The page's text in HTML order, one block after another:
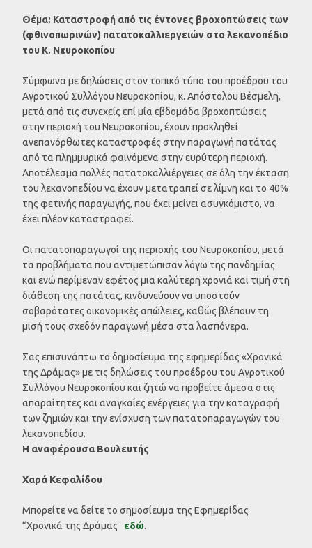
Θέμα: Καταστροφή από τις έντονες βροχοπτώσεις των
(φθινοπωρινών) πατατοκαλλιεργειών στο λεκανοπέδιο
του Κ. Νευροκοπίου
Σύμφωνα με δηλώσεις στον τοπικό τύπο του προέδρου του
Αγροτικού Συλλόγου Νευροκοπίου, κ. Απόστολου Βέσμελη,
μετά από τις συνεχείς επί μία εβδομάδα βροχοπτώσεις
στην περιοχή του Νευροκοπίου, έχουν προκληθεί
ανεπανόρθωτες καταστροφές στην παραγωγή πατάτας
από τα πλημμυρικά φαινόμενα στην ευρύτερη περιοχή.
Αποτέλεσμα πολλές πατατοκαλλιέργειες σε όλη την έκταση
του λεκανοπεδίου να έχουν μετατραπεί σε λίμνη και το 40%
της φετινής παραγωγής, που έχει μείνει ασυγκόμιστο, να
έχει πλέον καταστραφεί.
Οι πατατοπαραγωγοί της περιοχής του Νευροκοπίου, μετά
τα προβλήματα που αντιμετώπισαν λόγω της πανδημίας
και ενώ περίμεναν εφέτος μια καλύτερη χρονιά και τιμή στη
διάθεση της πατάτας, κινδυνεύουν να υποστούν
σοβαρότατες οικονομικές απώλειες, καθώς βλέπουν τη
μισή τους σχεδόν παραγωγή μέσα στα λασπόνερα.
Σας επισυνάπτω το δημοσίευμα της εφημερίδας «Χρονικά
της Δράμας» με τις δηλώσεις του προέδρου του Αγροτικού
Συλλόγου Νευροκοπίου και ζητώ να προβείτε άμεσα στις
απαραίτητες και αναγκαίες ενέργειες για την καταγραφή
των ζημιών και την ενίσχυση των πατατοπαραγωγών του
λεκανοπεδίου.
Η αναφέρουσα Βουλευτής
Χαρά Κεφαλίδου
Μπορείτε να δείτε το σημοσίευμα της Εφημερίδας
“Χρονικά της Δράμας¨ εδώ.